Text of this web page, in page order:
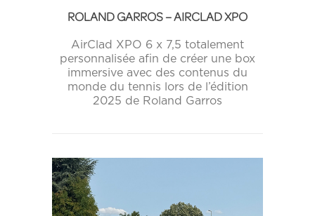
ROLAND GARROS – AIRCLAD XPO
AirClad XPO 6 x 7,5 totalement
personnalisée afin de créer une box
immersive avec des contenus du
monde du tennis lors de l’édition
2025 de Roland Garros